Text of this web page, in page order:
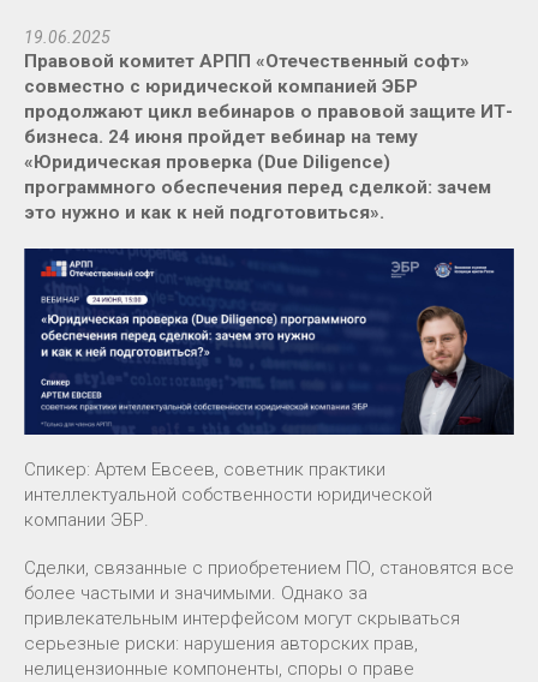
19.06.2025
Правовой комитет АРПП «Отечественный софт»
совместно с юридической компанией ЭБР
продолжают цикл вебинаров о правовой защите ИТ-
бизнеса. 24 июня пройдет вебинар на тему
«Юридическая проверка (Due Diligence)
программного обеспечения перед сделкой: зачем
это нужно и как к ней подготовиться».
Спикер: Артем Евсеев, советник практики
интеллектуальной собственности юридической
компании ЭБР.
Сделки, связанные с приобретением ПО, становятся все
более частыми и значимыми. Однако за
привлекательным интерфейсом могут скрываться
серьезные риски: нарушения авторских прав,
нелицензионные компоненты, споры о праве